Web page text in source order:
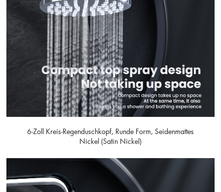
6-Zoll Kreis-Regenduschkopf, Runde Form, Seidenmattes
Nickel (Satin Nickel)